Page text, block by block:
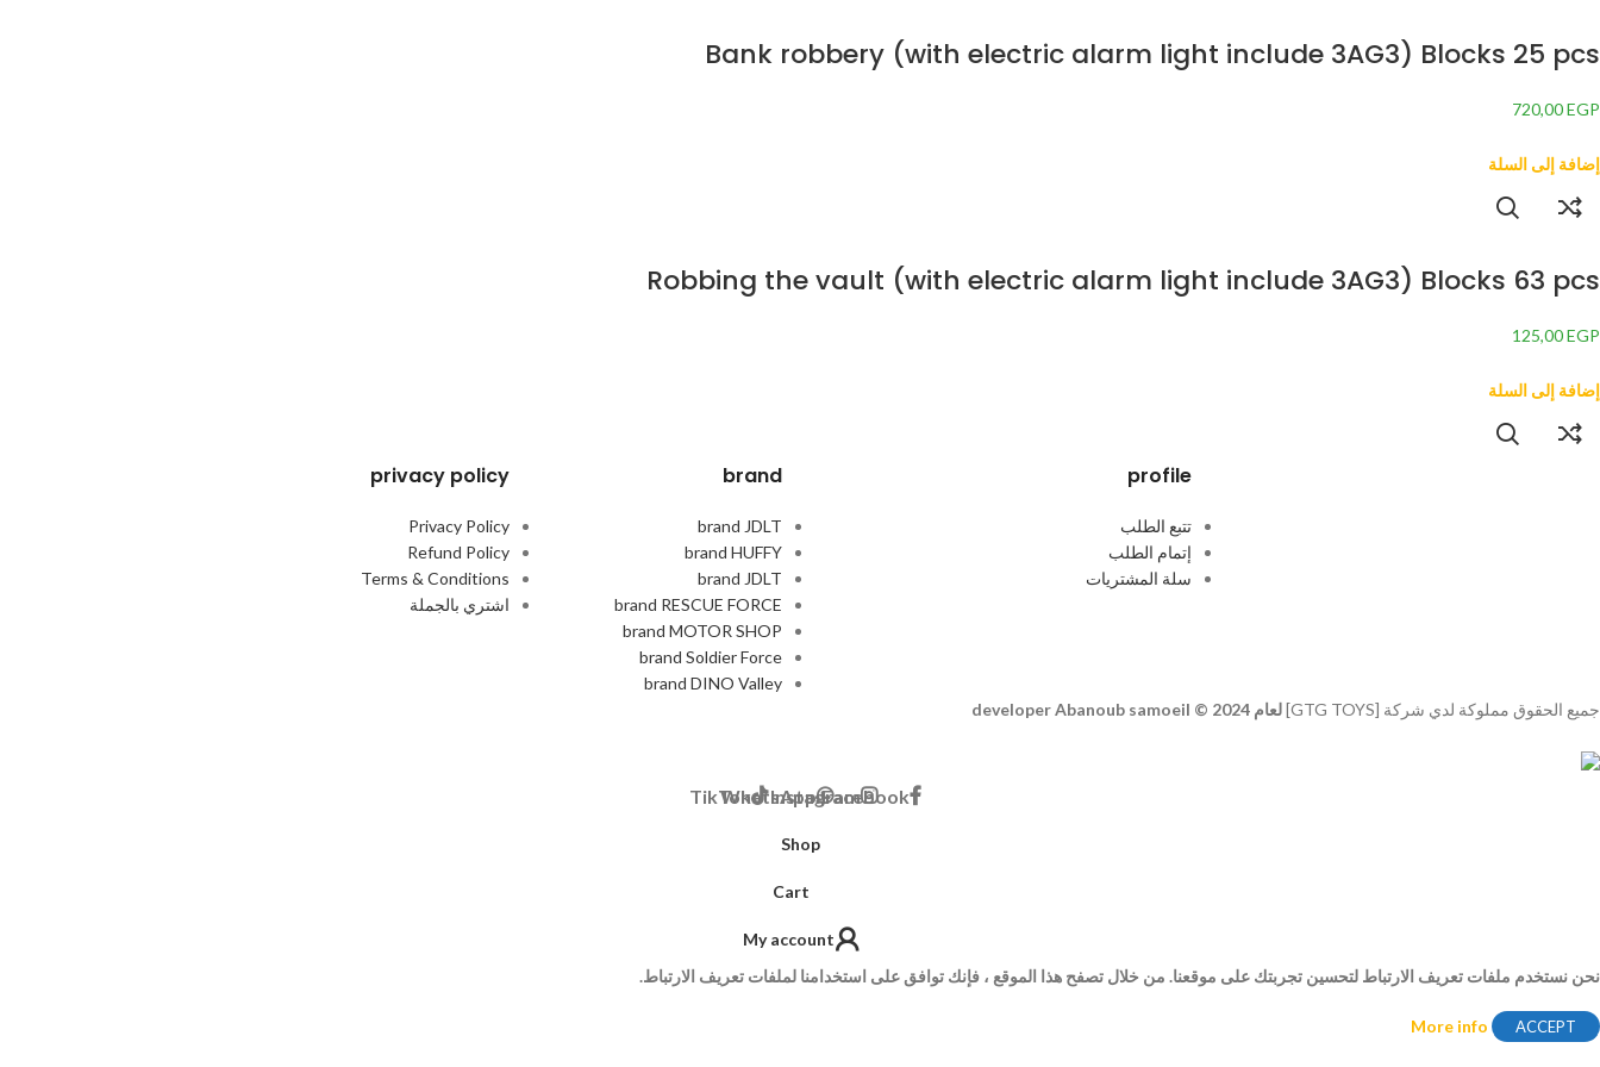
Bank robbery (with electric alarm light include 3AG3) Blocks 25 pcs
720,00EGP
إضافة إلى السلة
Robbing the vault (with electric alarm light include 3AG3) Blocks 63 pcs
125,00EGP
إضافة إلى السلة
profile
تتبع الطلب
إتمام الطلب
سلة المشتريات
brand
brand JDLT
brand HUFFY
brand JDLT
brand RESCUE FORCE
brand MOTOR SHOP
brand Soldier Force
brand DINO Valley
privacy policy
Privacy Policy
Refund Policy
Terms & Conditions
اشتري بالجملة
جميع الحقوق مملوكة لدي شركة [GTG TOYS] لعام 2024 © developer Abanoub samoeil
Facebook
Instagram
WhatsApp
TikTok
Shop
Cart
My account
نحن نستخدم ملفات تعريف الارتباط لتحسين تجربتك على موقعنا. من خلال تصفح هذا الموقع ، فإنك توافق على استخدامنا لملفات تعريف الارتباط.
More info ACCEPT